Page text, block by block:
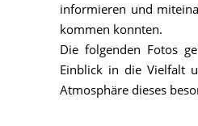
informieren und
kommen konnten.
Die folgenden Fotos
Einblick in die Vielfalt
Atmosphäre dieses